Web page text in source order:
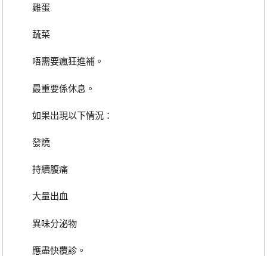
雞蛋
蔬菜
唔需要瘋狂進補。
最重要係休息。
如果出現以下情況：
發燒
持續腹痛
大量出血
異味分泌物
應盡快覆診。